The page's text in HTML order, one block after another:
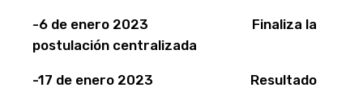
-6 de enero 2023 Finaliza la
postulación centralizada
-17 de enero 2023 Resultado